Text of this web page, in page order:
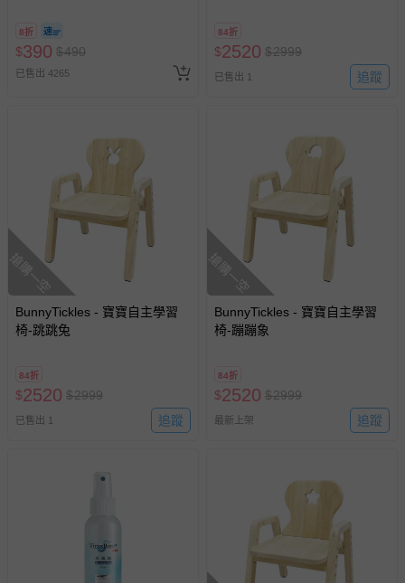
經消費者拆封之影音商品或電腦軟體（例如 DVD、CD
等）。
戲或活動點數等）。
已拆封之以下類型商品：
-個人衛生用品（例如尿布、貼身衣物、泳裝、襪子、地
墊、寢具類等）。
-新生兒親膚衣物（嬰幼兒包巾與背巾、包屁衣、學習
-接觸性孕哺產品（奶嘴、奶瓶、擠乳器、哺乳衣、托腹
帶束縛衣、餐搖椅等）。
-其他原廠盒裝商品封口處已貼上「不可拆封」，或具警
示字句等說明貼紙、封條者。
相關的退換貨辦理流程，可詳見： 退換貨 & 退款問題
運送服務：目前提供的運送僅限台灣本島。如您位於離島地
區，可能會無法配送，或須依據商品需加收離島運費。廠商
亦保留出貨與否的權利。離島、偏遠地區、樓層親送等加價
費用，可能會另需加收。
商品實際的配達日期，可於訂單個人資料內的查詢訂單內，
訂單編號兌換，逾期作廢) (大
人小孩均一價(3歲以上需購票))
8折
$390 $490
已售出 4265
84折
$2520 $2999
已售出 1 追蹤
搶購一空
BunnyTickles - 寶寶自主學習
椅-跳跳兔
84折
$2520 $2999
已售出 1 追蹤
搶購一空
BunnyTickles - 寶寶自主學習
椅-蹦蹦象
84折
$2520 $2999
最新上架 追蹤